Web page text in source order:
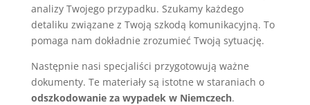
analizy Twojego przypadku. Szukamy każdego
detaliku związane z Twoją szkodą komunikacyjną. To
pomaga nam dokładnie zrozumieć Twoją sytuację.
Następnie nasi specjaliści przygotowują ważne
dokumenty. Te materiały są istotne w staraniach o
odszkodowanie za wypadek w Niemczech.